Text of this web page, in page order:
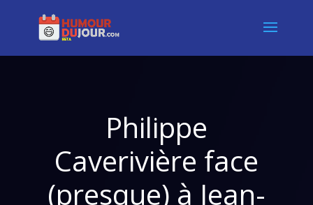
Philippe
Caverivière face
(presque) à Jean-